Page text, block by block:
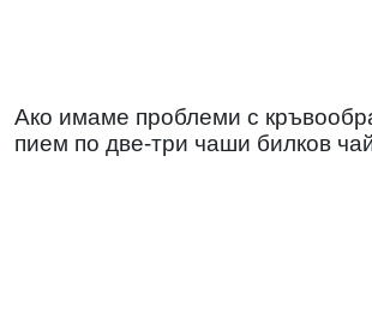
Ако имаме проблеми с
пием по две-три чаши билков